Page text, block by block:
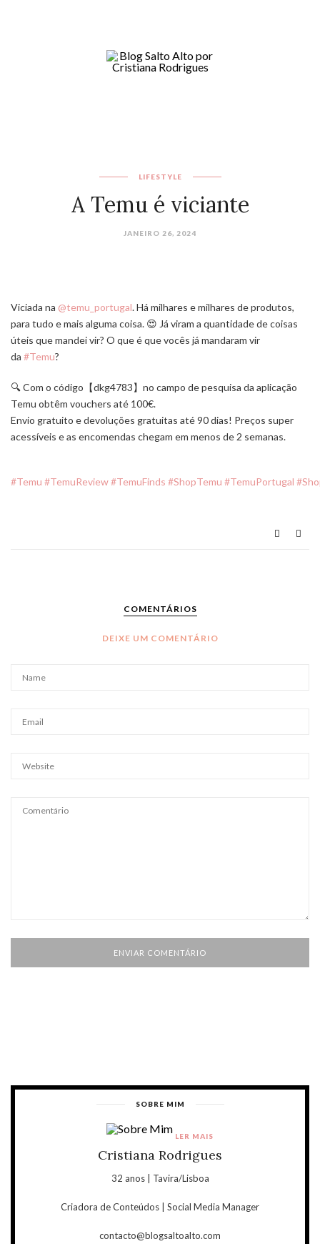
LIFESTYLE
A Temu é viciante
JANEIRO 26, 2024
Viciada na @temu_portugal. Há milhares e milhares de produtos,
para tudo e mais alguma coisa. 😍 Já viram a quantidade de coisas
úteis que mandei vir? O que é que vocês já mandaram vir
da #Temu?
🔍 Com o código【dkg4783】no campo de pesquisa da aplicação
Temu obtêm vouchers até 100€.
Envio gratuito e devoluções gratuitas até 90 dias! Preços super
acessíveis e as encomendas chegam em menos de 2 semanas.
#Temu #TemuReview#TemuFinds #ShopTemu #TemuPortugal
COMENTÁRIOS
DEIXE UM COMENTÁRIO
SOBRE MIM
Cristiana Rodrigues
32 anos | Tavira/Lisboa
Criadora de Conteúdos | Social Media Manager
contacto@blogsaltoalto.com
LER MAIS